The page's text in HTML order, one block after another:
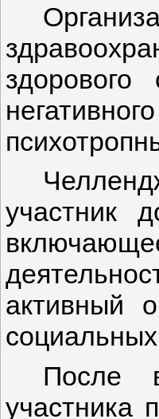
участник
активный
После
участника